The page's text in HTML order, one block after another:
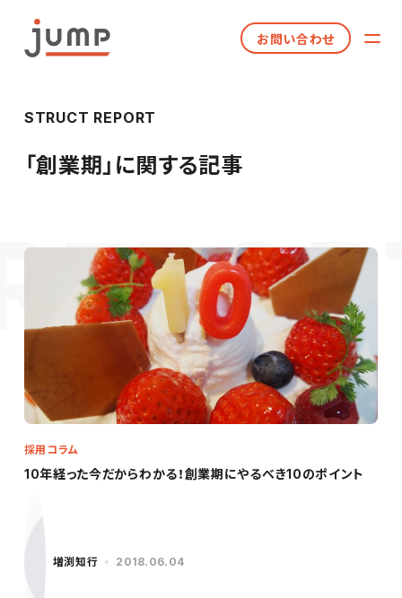
お問い合わせ
STRUCT REPORT
「創業期」に関する記事
10年経った今だからわかる！創業期にやるべき10のポイント
採用コラム
増渕知行 2018.06.04